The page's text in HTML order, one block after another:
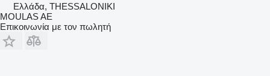
Ελλάδα, THESSALONIKI
MOULAS AE
Επικοινωνία με τον πωλητή